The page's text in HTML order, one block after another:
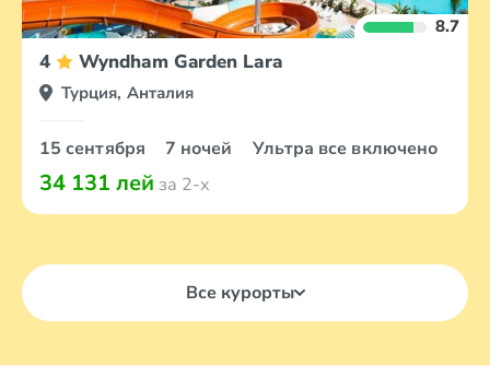
8.7
4 Wyndham Garden Lara
Турция, Анталия
15 сентября 7 ночей Ультра все включено
34 131 лей за 2-х
Все курорты